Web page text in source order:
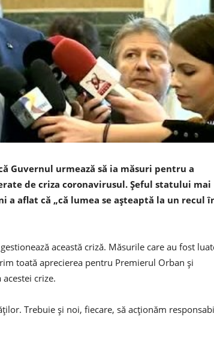
Guvernul urmează să ia măsuri pentru a
de criza coronavirusul. Şeful statului mai
aflat că „că lumea se aşteaptă la un recul
această criză. Măsurile care au fost
toată aprecierea pentru Premierul Orban și
crize.
Trebuie și noi, fiecare, să acționăm